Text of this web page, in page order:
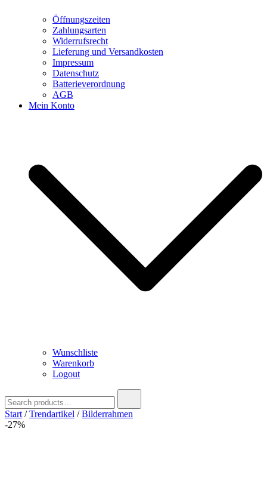
Öffnungszeiten
Zahlungsarten
Widerrufsrecht
Lieferung und Versandkosten
Impressum
Datenschutz
Batterieverordnung
AGB
Mein Konto
Wunschliste
Warenkorb
Logout
for:
Start /Trendartikel /Bilderrahmen
-27%